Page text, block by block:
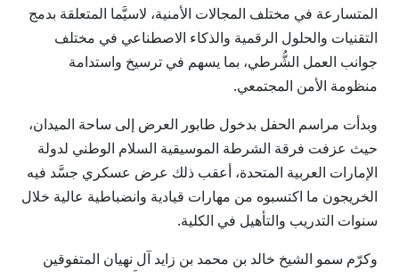
المتسارعة في مختلف المجالات الأمنية، لاسيَّما المتعلقة بدمج
التقنيات والحلول الرقمية والذكاء الاصطناعي في مختلف
جوانب العمل الشُّرطي، بما يسهم في ترسيخ واستدامة
منظومة الأمن المجتمعي.
وبدأت مراسم الحفل بدخول طابور العرض إلى ساحة الميدان،
حيث عزفت فرقة الشرطة الموسيقية السلام الوطني لدولة
الإمارات العربية المتحدة، أعقب ذلك عرض عسكري جسَّد فيه
الخريجون ما اكتسبوه من مهارات قيادية وانضباطية عالية خلال
سنوات التدريب والتأهيل في الكلية.
وكرّم سمو الشيخ خالد بن محمد بن زايد آل نهيان المتفوقين